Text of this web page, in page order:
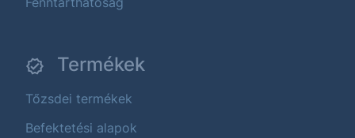
Termékek
Tőzsdei termékek
Befektetési alapok